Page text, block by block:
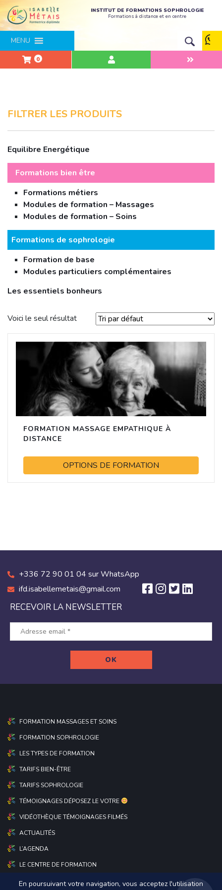
INSTITUT DE FORMATIONS SOPHROLOGIE
Formations à distance et en centre
MENU
0
FILTRER LES PRODUITS
Equilibre Energétique
Formations bien être
Formations métiers
Modules de formation – Massages
Modules de formation – Soins
Formations de sophrologie
Formation de base
Modules particuliers complémentaires
Les essentiels bonheurs
Voici le seul résultat
FORMATION MASSAGE EMPATHIQUE À
DISTANCE
OPTIONS DE FORMATION
+336 72 90 01 04 sur WhatsApp
ifd.isabellemetais@gmail.com
RECEVOIR LA NEWSLETTER
FORMATION MASSAGES ET SOINS
FORMATION SOPHROLOGIE
LES TYPES DE FORMATION
TARIFS BIEN-ÊTRE
TARIFS SOPHROLOGIE
TÉMOIGNAGES DÉPOSEZ LE VOTRE
VIDÉOTHÈQUE TÉMOIGNAGES FILMÉS
ACTUALITÉS
L’AGENDA
LE CENTRE DE FORMATION
En poursuivant votre navigation, vous acceptez l'utilisation